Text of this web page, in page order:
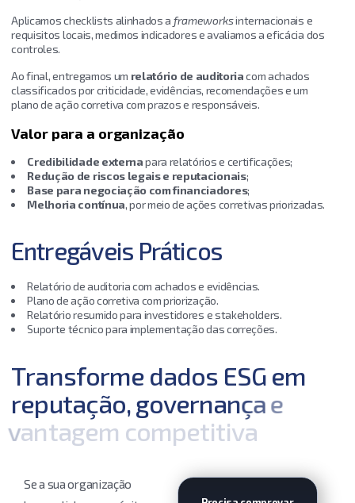
Aplicamos checklists alinhados a frameworksinternacionais e
requisitos locais, medimos indicadores e avaliamos a eficácia dos
controles.
Ao final, entregamos um relatório de auditoriacom achados
classificados por criticidade, evidências, recomendações e um
plano de ação corretiva com prazos e responsáveis.
Valor para a organização
Credibilidade externapara relatórios e certificações;
Redução de riscos legais e reputacionais;
Base para negociação com financiadores;
Melhoria contínua, por meio de ações corretivas priorizadas.
Entregáveis Práticos
Relatório de auditoria com achados e evidências.
Plano de ação corretiva com priorização.
Relatório resumido para investidores e stakeholders.
Suporte técnico para implementação das correções.
Transforme dados ESG em
reputação,governançae
vantagem competitiva
Se a sua organização